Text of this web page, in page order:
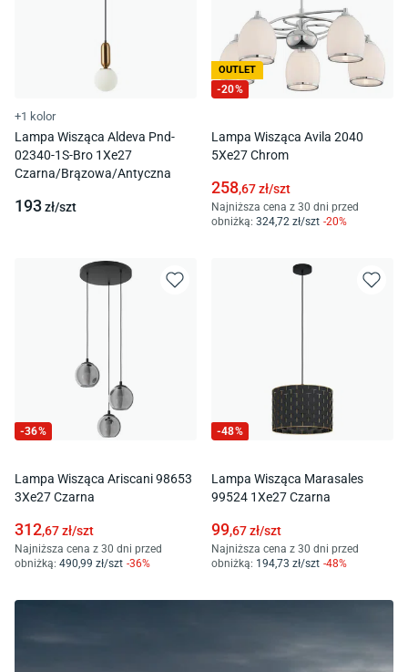
+1 kolor
Lampa Wisząca Aldeva Pnd-
02340-1S-Bro 1Xe27
Czarna/Brązowa/Antyczna
193zł/szt
OUTLET
-20%
Lampa Wisząca Avila 2040
5Xe27 Chrom
258,67zł/szt
Najniższa cena z 30 dni przed
obniżką: 324,72 zł/szt -20%
-36%
Lampa Wisząca Ariscani 98653
3Xe27 Czarna
312,67zł/szt
Najniższa cena z 30 dni przed
obniżką: 490,99 zł/szt -36%
-48%
Lampa Wisząca Marasales
99524 1Xe27 Czarna
99,67zł/szt
Najniższa cena z 30 dni przed
obniżką: 194,73 zł/szt -48%